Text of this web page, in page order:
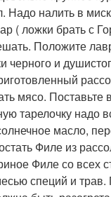
Надо налить в
( ложки брать с
Положите
черного и
мясо. Поставьте
тарелочку надо
масло,
Филе из
Филе со всех
специй и